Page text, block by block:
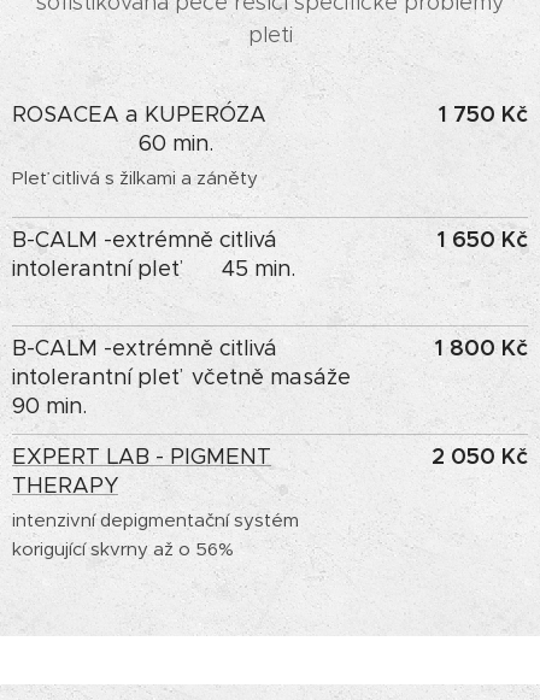
pleti
ROSACEA a KUPERÓZA
60 min.
Pleť citlivá s žilkami a záněty
1 750 Kč
B-CALM -extrémně citlivá
intolerantní pleť 45 min.
1 650 Kč
B-CALM -extrémně citlivá
intolerantní pleť včetně masáže
90 min.
1 800 Kč
EXPERT LAB - PIGMENT
THERAPY
intenzivní depigmentační systém
korigující skvrny až o 56%
2 050 Kč